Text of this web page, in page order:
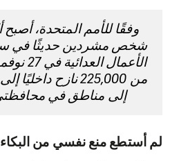
شخص مشردين حديثًا في
من 225,000 نازح
إلى مناطق في
لم أستطع منع نفسي من البكاء